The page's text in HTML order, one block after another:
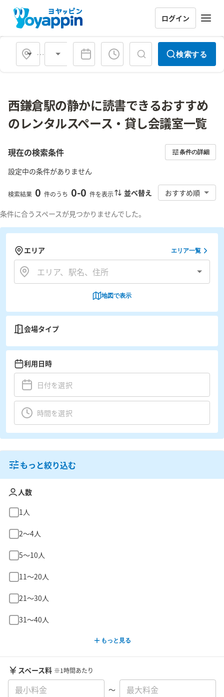
ログイン
会場タイプ 検索する
西鎌倉駅の静かに読書できるおすすめ
のレンタルスペース・貸し会議室一覧
現在の検索条件 条件の詳細
設定中の条件がありません
検索結果 0 件のうち 0-0 件を表示 並べ替え おすすめ順
条件に合うスペースが見つかりませんでした。
エリア エリア一覧
地図で表示
会場タイプ
利用日時
もっと絞り込む
人数
1人
2〜4人
5〜10人
11〜20人
21〜30人
31〜40人
もっと見る
スペース料 ※1時間あたり
〜